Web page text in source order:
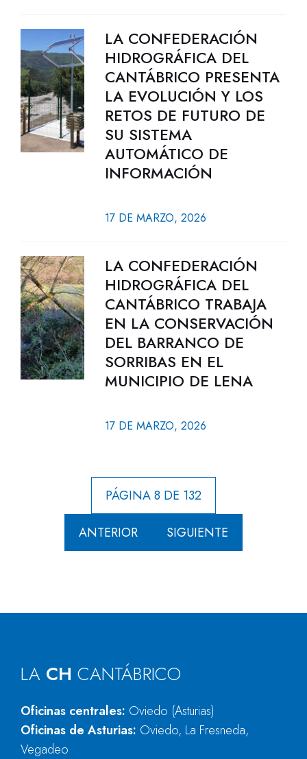
LA CONFEDERACIÓN
HIDROGRÁFICA DEL
CANTÁBRICO PRESENTA
LA EVOLUCIÓN Y LOS
RETOS DE FUTURO DE
SU SISTEMA
AUTOMÁTICO DE
INFORMACIÓN
17 DE MARZO, 2026
LA CONFEDERACIÓN
HIDROGRÁFICA DEL
CANTÁBRICO TRABAJA
EN LA CONSERVACIÓN
DEL BARRANCO DE
SORRIBAS EN EL
MUNICIPIO DE LENA
17 DE MARZO, 2026
PÁGINA 8 DE 132
ANTERIOR SIGUIENTE
LA CH CANTÁBRICO
Oficinas centrales: Oviedo (Asturias)
Oficinas de Asturias: Oviedo, La Fresneda,
Vegadeo